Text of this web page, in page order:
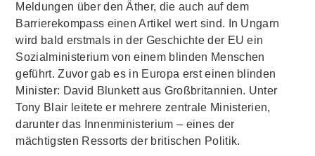
Meldungen über den Äther, die auch auf dem
Barrierekompass einen Artikel wert sind. In Ungarn
wird bald erstmals in der Geschichte der EU ein
Sozialministerium von einem blinden Menschen
geführt. Zuvor gab es in Europa erst einen blinden
Minister: David Blunkett aus Großbritannien. Unter
Tony Blair leitete er mehrere zentrale Ministerien,
darunter das Innenministerium – eines der
mächtigsten Ressorts der britischen Politik.